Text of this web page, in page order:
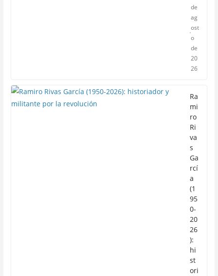
de
ag
ost
o
de
20
26
Ra
mi
ro
Ri
va
s
Ga
rcí
a
(1
95
0-
20
26
):
hi
st
ori